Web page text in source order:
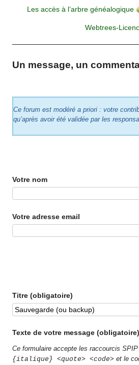
Les accès à l’arbre généalogique
Webtrees-
Un message, un
Ce forum est modéré a priori : votre
qu’après avoir été validée par les
Votre nom
Votre adresse email
Titre (obligatoire)
Texte de votre message (obligatoire)
Ce formulaire accepte les raccourcis SPIP
{italique} <quote> <code> et le